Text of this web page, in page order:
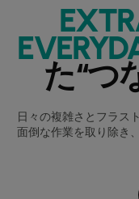
た“つ
日々の複雑さとフラス
面倒な作業を取り除き